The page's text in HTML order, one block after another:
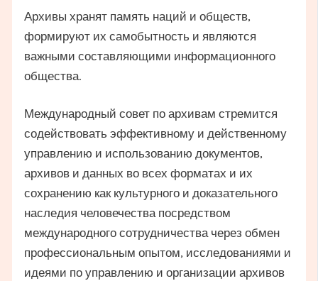
Архивы хранят память наций и обществ,
формируют их самобытность и являются
важными составляющими информационного
общества.
Международный совет по архивам стремится
содействовать эффективному и действенному
управлению и использованию документов,
архивов и данных во всех форматах и их
сохранению как культурного и доказательного
наследия человечества посредством
международного сотрудничества через обмен
профессиональным опытом, исследованиями и
идеями по управлению и организации архивов